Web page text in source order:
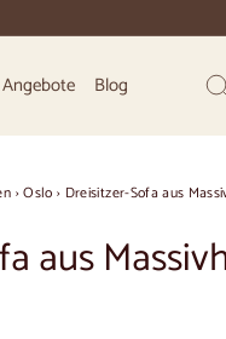
Angebote Blog
›Oslo › Dreisitzer-Sofa aus
aus